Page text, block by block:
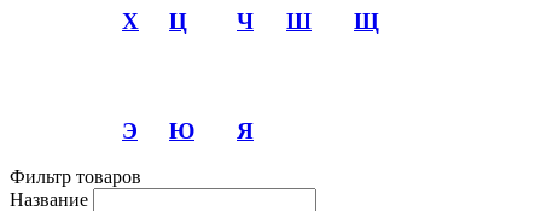
Х Ц Ч Ш Щ
Э Ю Я
Фильтр товаров
Название